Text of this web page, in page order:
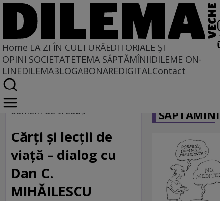
Home LA ZI ÎN CULTURĂEDITORIALE ȘI
OPINIISOCIETATETEMA SĂPTĂMÎNIIDILEME ON-
LINEDILEMABLOGABONAREDIGITALContact
Home
La zi în cultură
oameni de treabă
Cărţi şi lecţii de
viaţă – dialog cu
Dan C.
MIHĂILESCU